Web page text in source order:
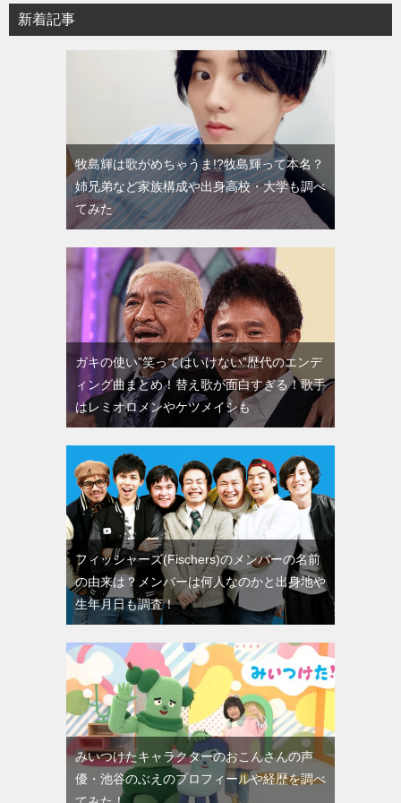
新着記事
牧島輝は歌がめちゃうま!?牧島輝って本名？
姉兄弟など家族構成や出身高校・大学も調べ
てみた
ガキの使い”笑ってはいけない”歴代のエンデ
ィング曲まとめ！替え歌が面白すぎる！歌手
はレミオロメンやケツメイシも
フィッシャーズ(Fischers)のメンバーの名前
の由来は？メンバーは何人なのかと出身地や
生年月日も調査！
みいつけたキャラクターのおこんさんの声
優・池谷のぶえのプロフィールや経歴を調べ